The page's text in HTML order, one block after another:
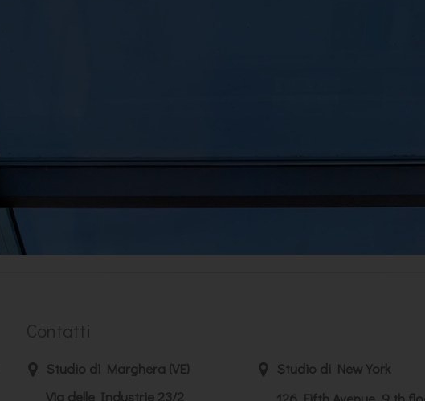
Contatti
Studio di Marghera (VE)
Via delle Industrie 23/2
Studio di New York